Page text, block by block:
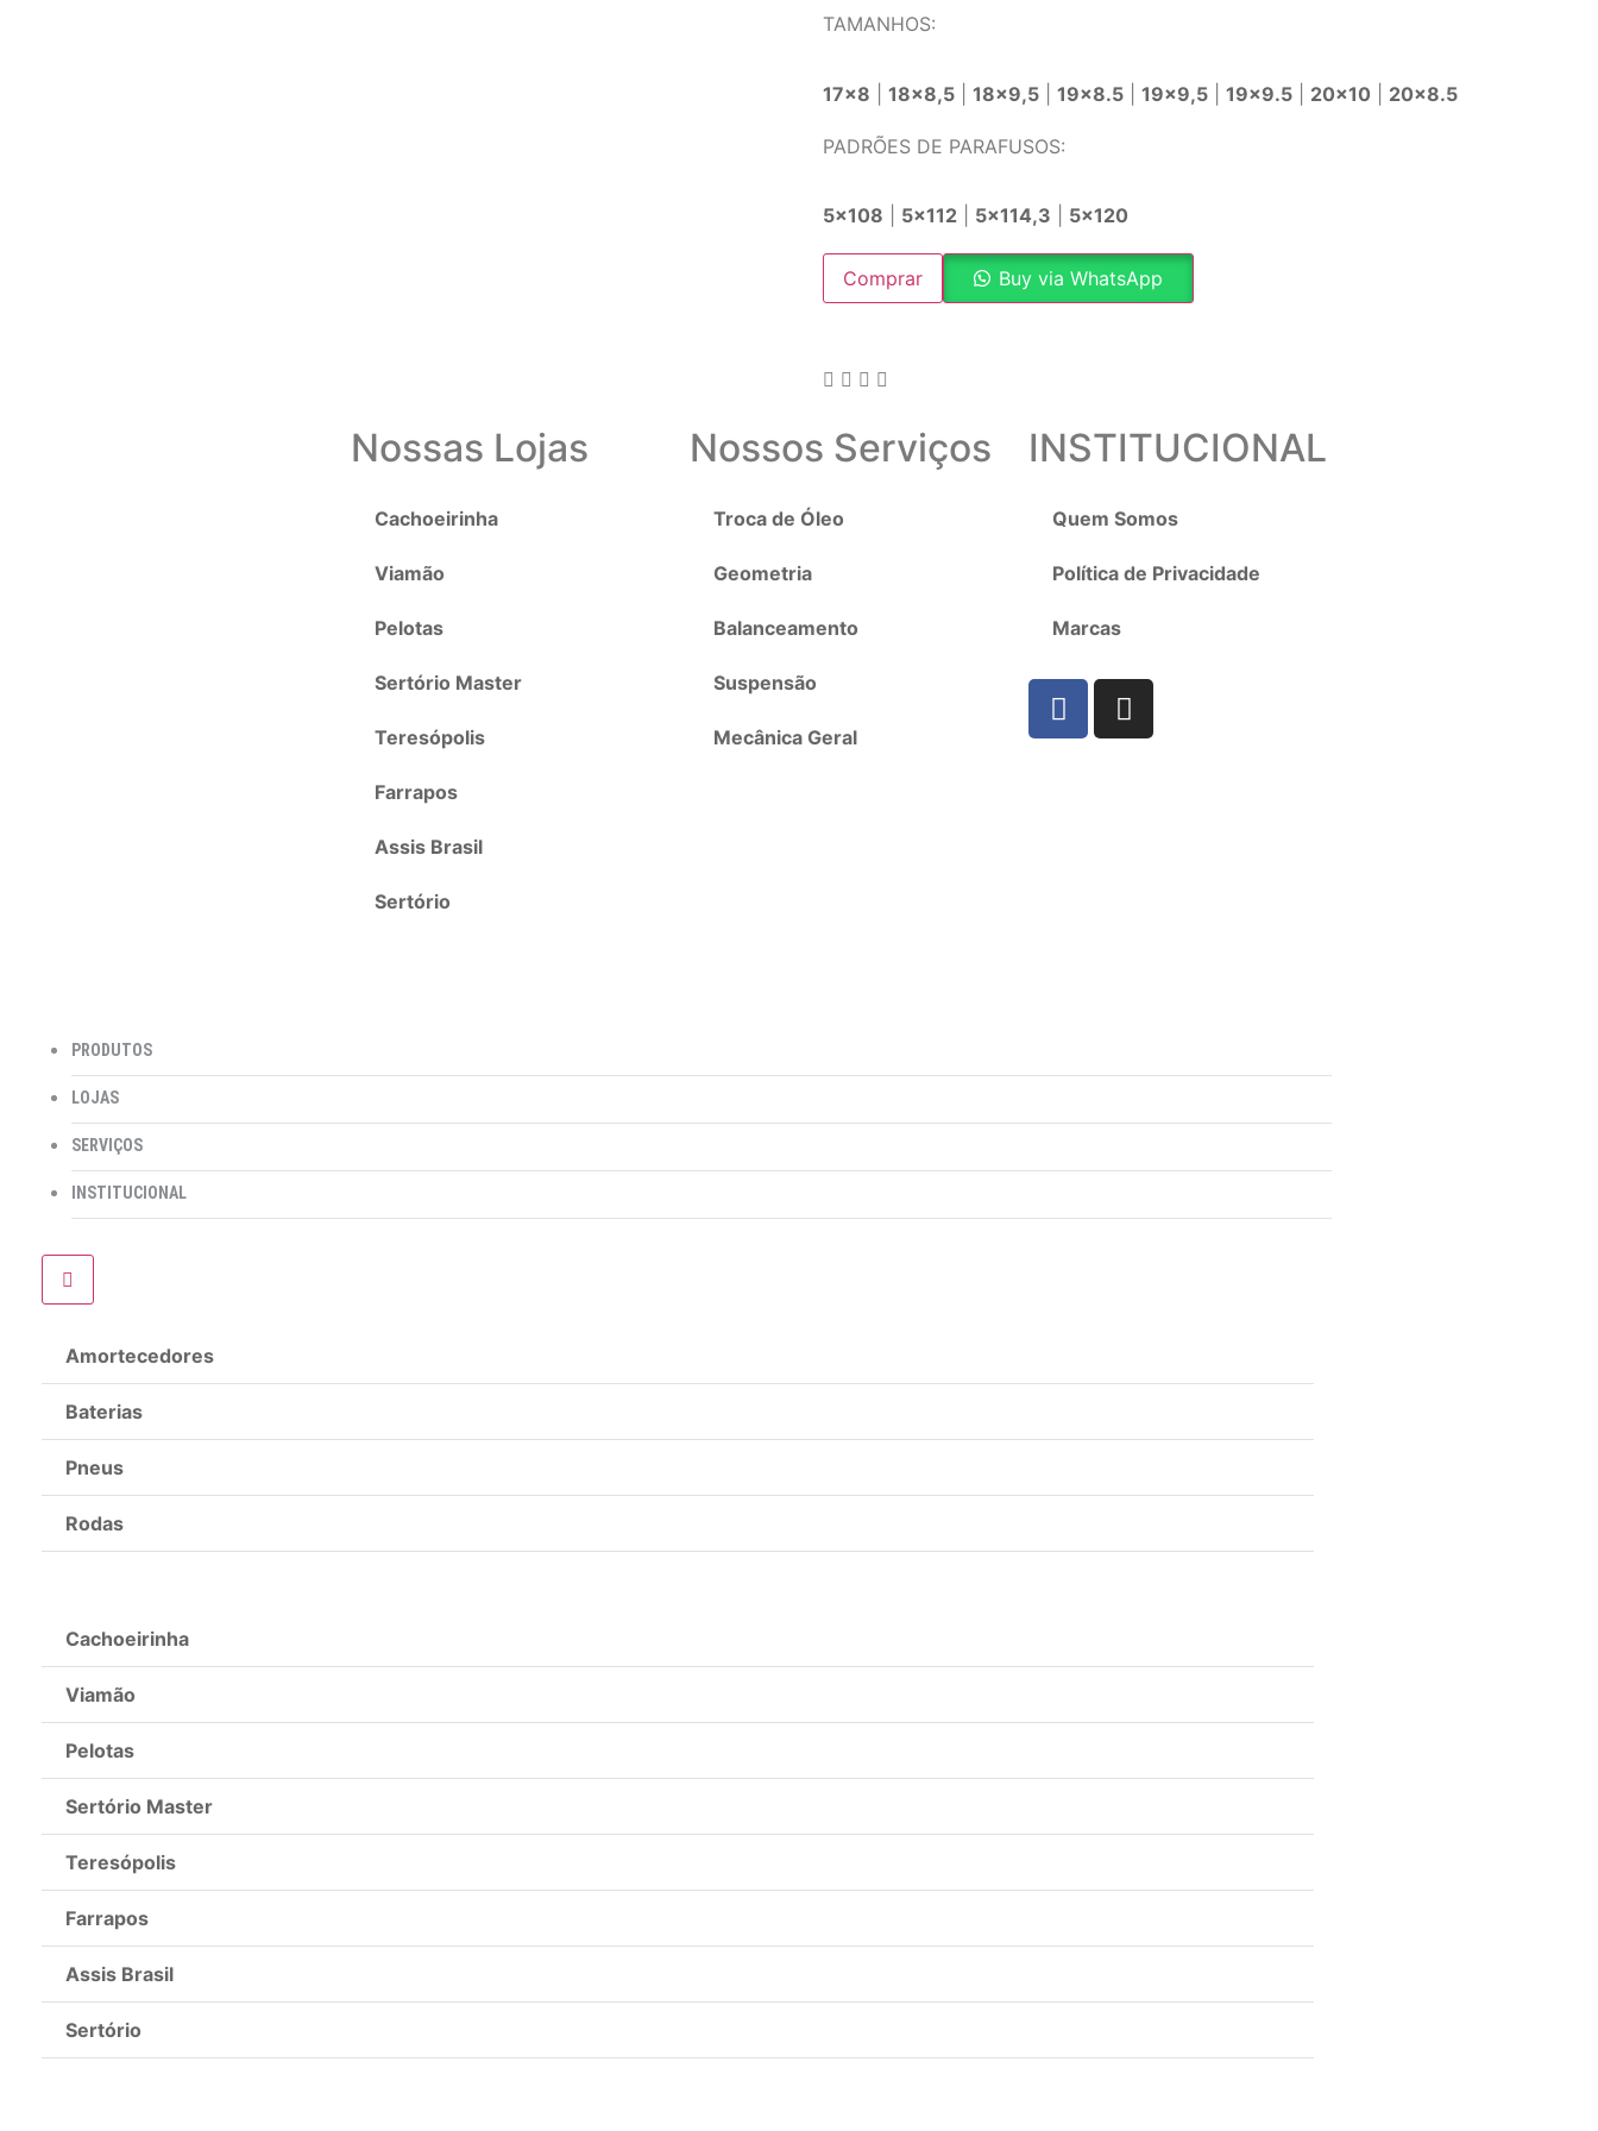
TAMANHOS:
17×8 18×8,5 18×9,5 19×8.5 19×9,5 19×9.5 20×10 20×8.5
PADRÕES DE PARAFUSOS:
5×108 5×112 5×114,3 5×120
Comprar Buy via WhatsApp
Nossas Lojas
Cachoeirinha
Viamão
Pelotas
Sertório Master
Teresópolis
Farrapos
Assis Brasil
Sertório
Nossos Serviços
Troca de Óleo
Geometria
Balanceamento
Suspensão
Mecânica Geral
INSTITUCIONAL
Quem Somos
Política de Privacidade
Marcas
PRODUTOS
LOJAS
SERVIÇOS
INSTITUCIONAL
Amortecedores
Baterias
Pneus
Rodas
Cachoeirinha
Viamão
Pelotas
Sertório Master
Teresópolis
Farrapos
Assis Brasil
Sertório